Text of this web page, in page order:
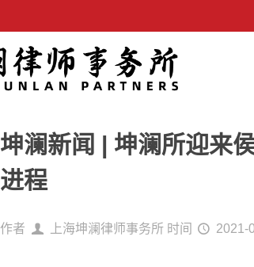
坤澜新闻 | 坤澜所迎来
进程
作者 上海坤澜律师事务所 时间 2021-